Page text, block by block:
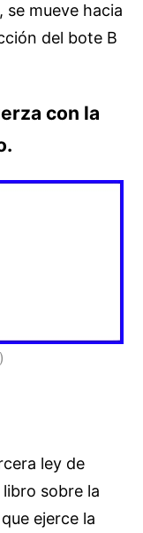
se mueve hacia
del bote B
con la
ley de
sobre la
ejerce la